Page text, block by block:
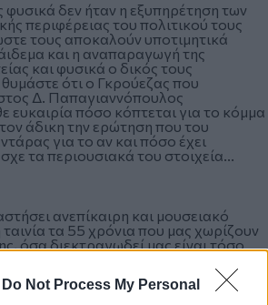
Do Not Process My Personal
δεν ήταν η εξυπηρέτηση των
περιφέρειας του πολιτικού τους
τους αποκαλούν υποτιμητικά
και η αναπαραγωγή της
και φυσικά ο δικός τους
ότι ο Γκρούεζας που
Δ. Παπαγιαννόπουλος
ευκαιρία πόσο κόπτεται για το κόμμα
άδικη την ερώτηση που του
για το αν και πόσο έχει
τα περιουσιακά του στοιχεία...
ανεπίκαιρη και μουσειακό
τα 55 χρόνια που μας χωρίζουν
όσα διεκτραγωδεί μας είναι τόσο
ότι γυρίστηκε χθες. Κάτι
και ο μόνος χαρακτήρας που